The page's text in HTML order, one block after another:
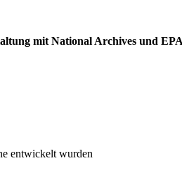
mit National Archives und
entwickelt wurden